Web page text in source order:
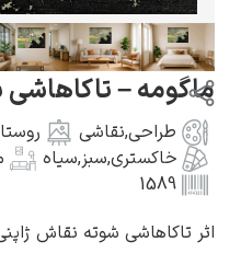
گوستاو کلیمت
– تاکاهاشی
طراحی,نقاشی روستا,
خاکستری,سبز,سیاه
1589
تاکاهاشی شوته نقاش ژاپنی به سال ۱۹۲۲